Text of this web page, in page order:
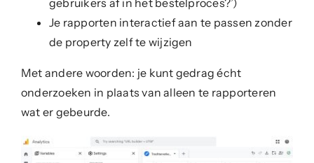
gebruikers af in het bestelproces?’)
Je rapporten interactief aan te passen zonder
de property zelf te wijzigen
Met andere woorden: je kunt gedrag écht
onderzoeken in plaats van alleen te rapporteren
wat er gebeurde.